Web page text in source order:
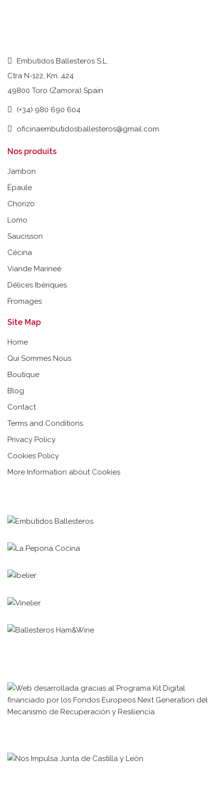
Embutidos Ballesteros S.L.
Ctra N-122, Km. 424
49800 Toro (Zamora) Spain
(+34) 980 690 604
oficinaembutidosballesteros@gmail.com
Nos produits
Jambon
Épaule
Chorizo
Lomo
Saucisson
Cécina
Viande Marineé
Délices Ibériques
Fromages
Site Map
Home
Qui Sommes Nous
Boutique
Blog
Contact
Terms and Conditions
Privacy Policy
Cookies Policy
More Information about Cookies